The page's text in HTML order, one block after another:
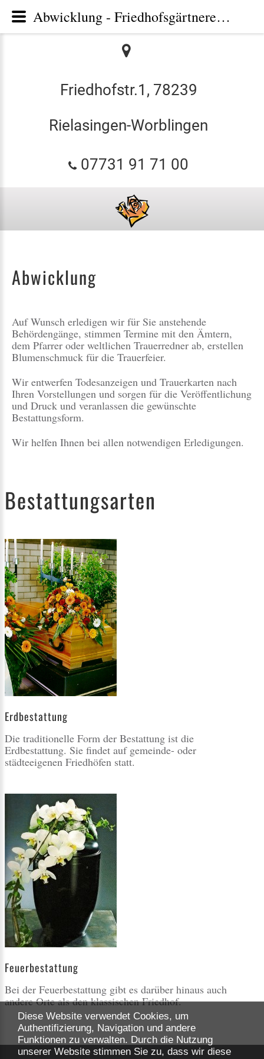
Friedhofstr.1, 78239
Rielasingen-Worblingen
07731 91 71 00
Abwicklung
Auf Wunsch erledigen wir für Sie anstehende
Behördengänge, stimmen Termine mit den Ämtern,
dem Pfarrer oder weltlichen Trauerredner ab, erstellen
Blumenschmuck für die Trauerfeier.
Wir entwerfen Todesanzeigen und Trauerkarten nach
Ihren Vorstellungen und sorgen für die Veröffentlichung
und Druck und veranlassen die gewünschte
Bestattungsform.
Wir helfen Ihnen bei allen notwendigen Erledigungen.
Bestattungsarten
Erdbestattung
Die traditionelle Form der Bestattung ist die
Erdbestattung. Sie findet auf gemeinde- oder
städteeigenen Friedhöfen statt.
Feuerbestattung
Bei der Feuerbestattung gibt es darüber hinaus auch
andere Orte als den klassischen Friedhof.
Diese Website verwendet Cookies, um
Authentifizierung, Navigation und andere
Funktionen zu verwalten. Durch die Nutzung
unserer Website stimmen Sie zu, dass wir diese
Abwicklung - Friedhofsgärtnerei und Bestattungen Ruf Rielasingen-Worblingen